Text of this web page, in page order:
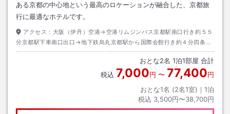
ある京都の中心地という最高のロケーションが融合した、京都旅
行に最適なホテルです。
アクセス： 大阪（伊丹）空港→空港リムジンバス京都駅南口行き約５５
分京都駅下車南口出口→地下鉄烏丸京都駅から国際会館行き約４分四条駅
下車改札２４番出口→徒歩約６分
おとな2名 1泊1部屋 合計
税込 7,000円 〜 77,400円
おとな1名 (2名1室)｜ 1泊
税込 3,500円〜38,700円